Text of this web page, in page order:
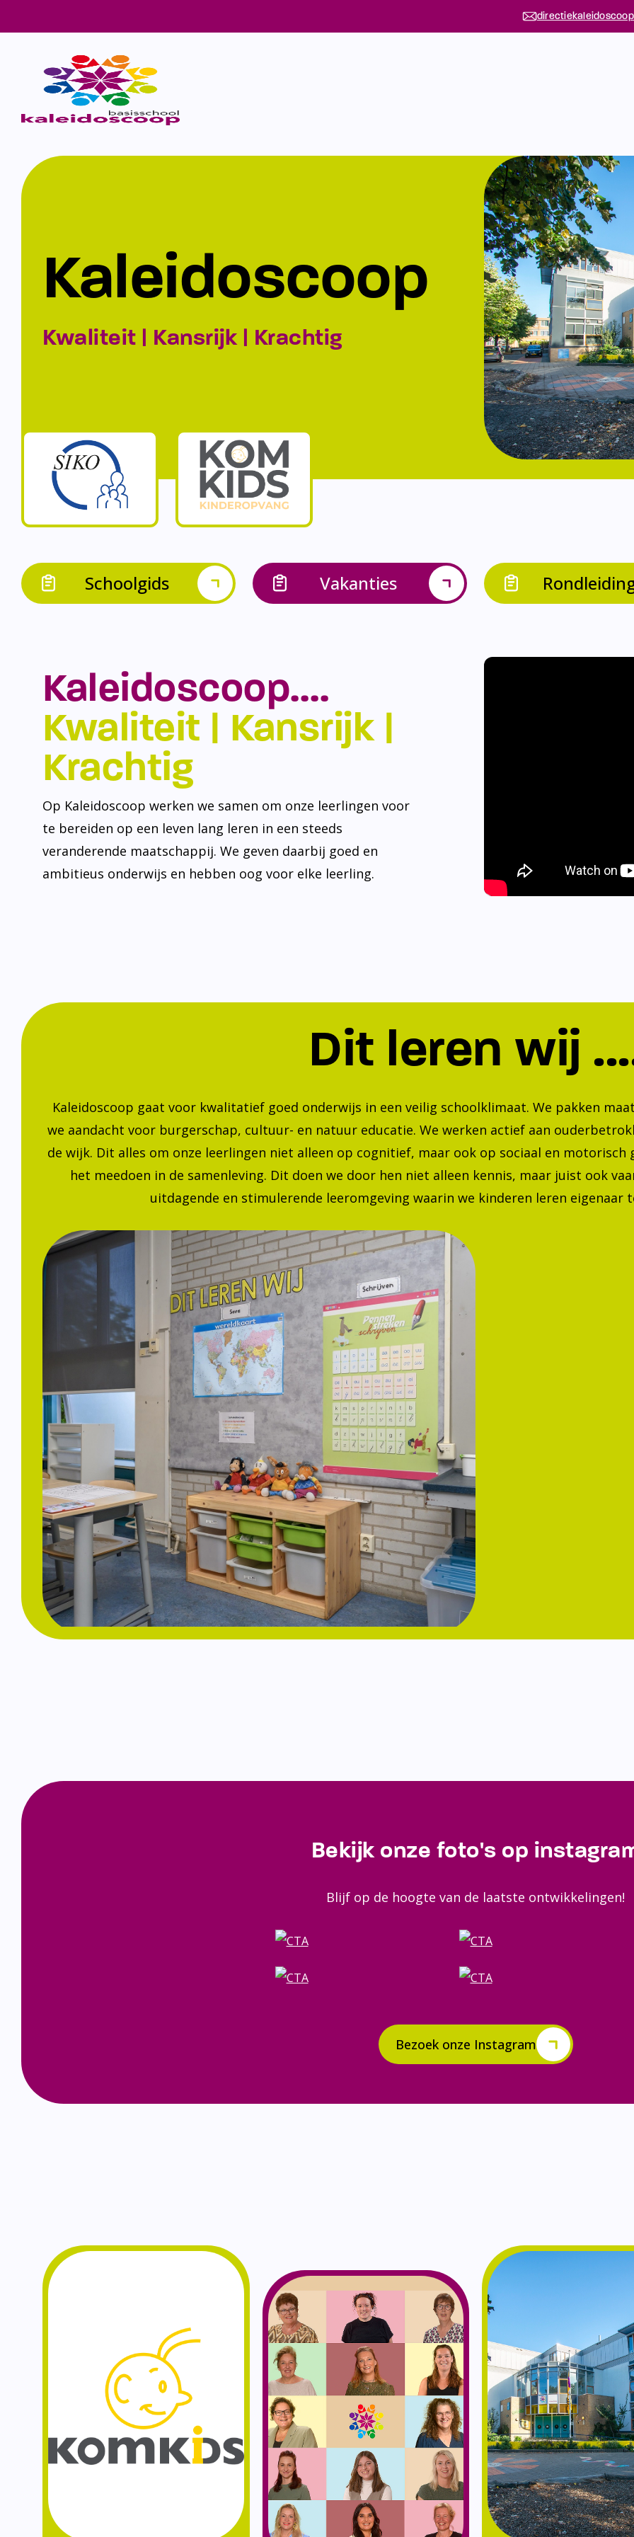
Kaleidoscoop
Kwaliteit | Kansrijk | Krachtig
Schoolgids Vakanties
Kaleidoscoop….
Kwaliteit | Kansrijk |
Krachtig
Op Kaleidoscoop werken we samen om onze leerlingen voor
te bereiden op een leven lang leren in een steeds
veranderende maatschappij. We geven daarbij goed en
ambitieus onderwijs en hebben oog voor elke leerling.
Dit leren wij
Kaleidoscoop gaat voor kwalitatief goed onderwijs in een veilig schoolklimaat. We pakken
we aandacht voor burgerschap, cultuur- en natuur educatie. We werken actief aan
de wijk. Dit alles om onze leerlingen niet alleen op cognitief, maar ook op sociaal en
het meedoen in de samenleving. Dit doen we door hen niet alleen kennis, maar juist ook
uitdagende en stimulerende leeromgeving waarin we kinderen leren eigenaar
Bekijk onze foto's op
Blijf op de hoogte van de laatste ontwikkelingen!
Bezoek onze Instagram